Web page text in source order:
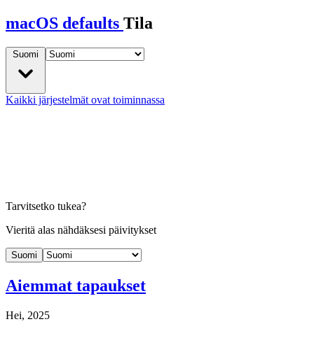
macOS defaults Tila
Suomi
Kaikki järjestelmät ovat toiminnassa
Tarvitsetko tukea?
Vieritä alas nähdäksesi päivitykset
Suomi
Aiemmat tapaukset
Hei, 2025